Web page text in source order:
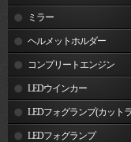
ミラー
ヘルメットホルダー
コンプリートエンジン
LEDウインカー
LEDフォグランプ(カット
LEDフォグランプ